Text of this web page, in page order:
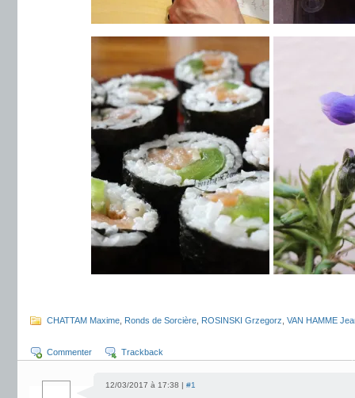
CHATTAM Maxime Ronds de Sorcière ROSINSKI Grzegorz VAN HAMME
Commenter Trackback
12/03/2017 à 17:38 | #1